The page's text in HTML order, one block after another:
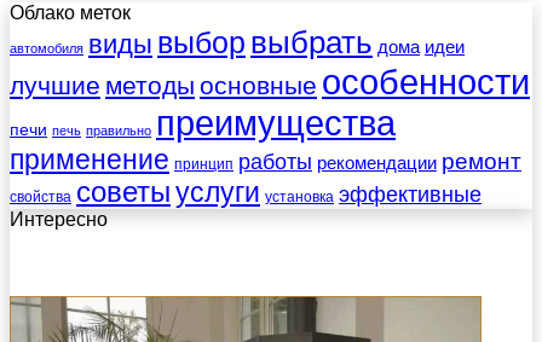
Облако меток
автомобиля виды выбор выбрать дома идеи
лучшие методы основные особенности
печи печь правильно преимущества
применение принцип работы рекомендации ремонт
свойства советыуслуги установка эффективные
Интересно